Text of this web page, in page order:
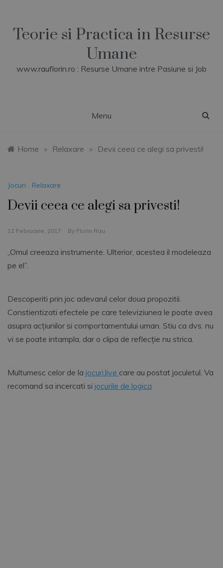
contentTeorie si Practica in Resurse
Umane
www.rauflorin.ro : Resurse Umane intre Pasiune si Job
Menu
Home » Relaxare » Devii ceea ce alegi sa privesti!
Jocuri , Relaxare
Devii ceea ce alegi sa privesti!
12 Februarie, 2017 By Florin Rau
„Omul creeaza instrumente. Ulterior, acestea il modeleaza
pe el”.
Descoperiti prin joc adevarul celor doua propozitii.
Constientizati efectele pe care televiziunea le poate avea
asupra acțiunilor si comportamentului uman. Stiu ca dvs. nu
vi se poate intampla, dar o clipa de reflecție nu strica.
Multumesc celor de la jocuri.live care au postat joculetul. Va
recomand sa incercati si jocurile de logica